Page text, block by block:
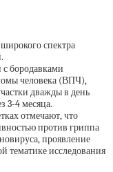
спектра
бородавками
человека (ВПЧ),
дважды в день
3-4 месяца.
отмечают, что
против гриппа
проявление
тематике исследования